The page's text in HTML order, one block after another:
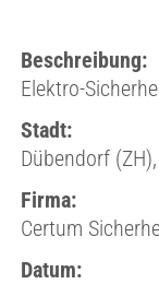
Beschreibung:
Elektro-
Stadt:
Dübendorf
Firma:
Certum
Datum: